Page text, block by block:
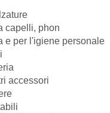
capelli, phon
e per l'igiene personale
accessori